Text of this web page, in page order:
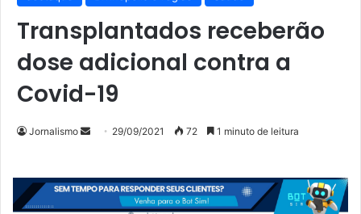
Transplantados receberão
dose adicional contra a
Covid-19
Jornalismo
Mande
mail
29/09/2021 72 1 minuto de leitura